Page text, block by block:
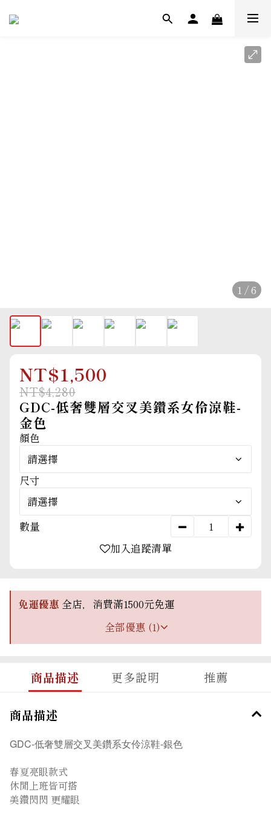
1 / 6
NT$1,500
NT$4,280
GDC-低奢雙層交叉美鑽系女伶涼鞋-
金色
顏色
尺寸
數量
加入追蹤清單
免運優惠 全店，消費滿1500元免運
全部優惠 (1)
商品描述 更多說明 推薦
商品描述
GDC-低奢雙層交叉美鑽系女伶涼鞋-銀色
春夏亮眼款式
休閒上班皆可搭
美鑽閃閃 更耀眼